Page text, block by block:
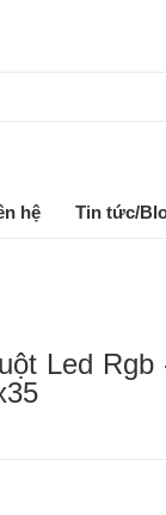
hệ Tin tức/
Led Rgb